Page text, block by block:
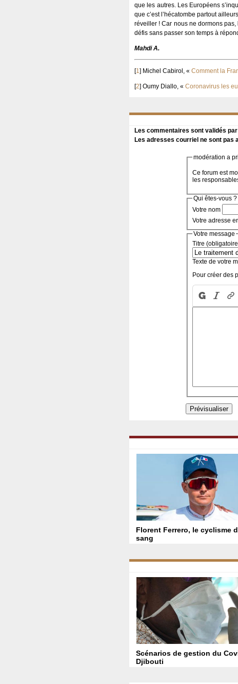
que les autres. Les Européens
que c’est l’hécatombe partout
réveiller ! Car nous ne dormons
défis sans passer son temps à
Mahdi A.
[1] Michel Cabirol, « Comment la
[2] Oumy Diallo, « Coronavirus les
Les commentaires sont validés
Les adresses courriel ne sont pas
modération a
Ce forum est
les
Qui êtes-vous ?
Votre nom
Votre adresse
Votre message
Titre
Texte de votre
Pour créer des
Florent Ferrero, le cyclisme
sang
Scénarios de gestion du
Djibouti